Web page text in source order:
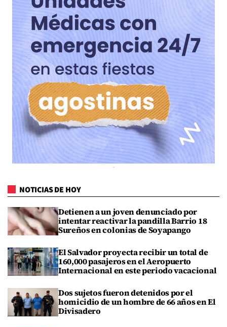
NOTICIAS DE HOY
Detienen a un joven denunciado por
intentar reactivar la pandilla Barrio 18
Sureños en colonias de Soyapango
El Salvador proyecta recibir un total de
160,000 pasajeros en el Aeropuerto
Internacional en este periodo vacacional
Dos sujetos fueron detenidos por el
homicidio de un hombre de 66 años en El
Divisadero